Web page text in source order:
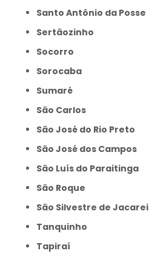
Santo Antônio da Posse
Sertãozinho
Socorro
Sorocaba
Sumaré
São Carlos
São José do Rio Preto
São José dos Campos
São Luís do Paraitinga
São Roque
São Silvestre de Jacarei
Tanquinho
Tapiraí